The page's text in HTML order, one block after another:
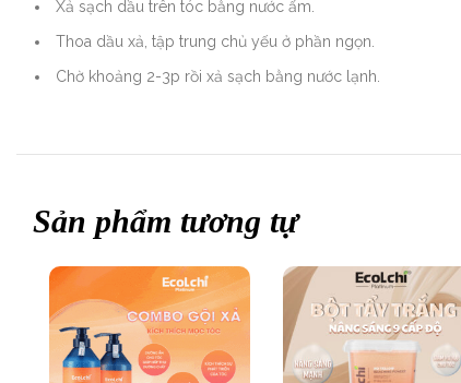
Xả sạch dầu trên tóc bằng nước ấm.
Thoa dầu xả, tập trung chủ yếu ở phần ngọn.
Chờ khoảng 2-3p rồi xả sạch bằng nước lạnh.
Sản phẩm tương tự